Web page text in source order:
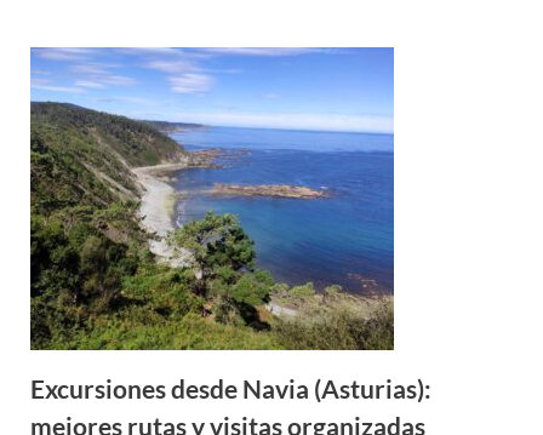
Excursiones desde Navia (Asturias):
mejores rutas y visitas organizadas